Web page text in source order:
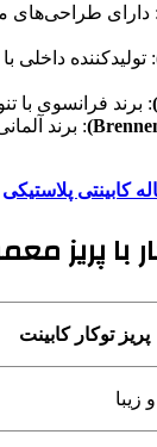
: دارای طراحی‌های
: تولیدکننده
: برند فرانسوی با
: برند
کابینتی پلاستیکی
با پریز
پریز توکار کابینت
زیبا